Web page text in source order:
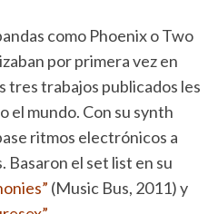
como Phoenix o Two
por primera vez en
tres trabajos publicados les
el mundo. Con su synth
ritmos electrónicos a
Basaron el set list en su
(Music Bus, 2011) y